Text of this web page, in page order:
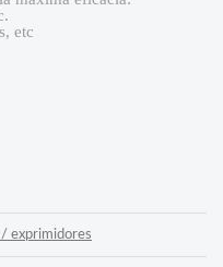
etc
/ exprimidores